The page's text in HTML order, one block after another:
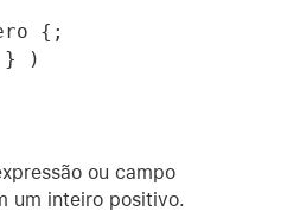
{;
} )
ou campo
um inteiro positivo.